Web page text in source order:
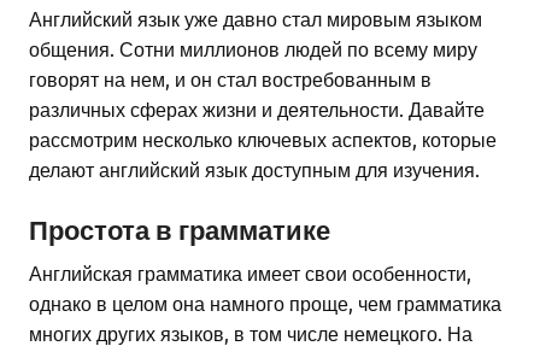
Английский язык уже давно стал мировым языком
общения. Сотни миллионов людей по всему миру
говорят на нем, и он стал востребованным в
различных сферах жизни и деятельности. Давайте
рассмотрим несколько ключевых аспектов, которые
делают английский язык доступным для изучения.
Простота в грамматике
Английская грамматика имеет свои особенности,
однако в целом она намного проще, чем грамматика
многих других языков, в том числе немецкого. На